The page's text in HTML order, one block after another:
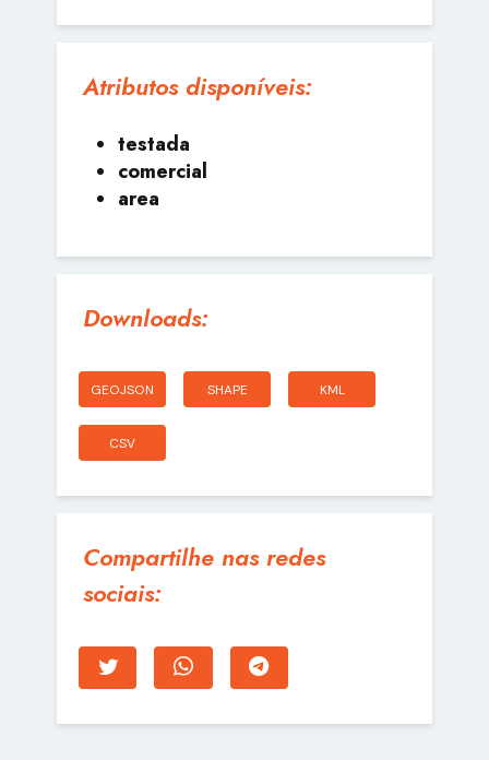
Atributos disponíveis:
testada
comercial
area
Downloads:
GEOJSON SHAPE KML
CSV
Compartilhe nas redes
sociais: